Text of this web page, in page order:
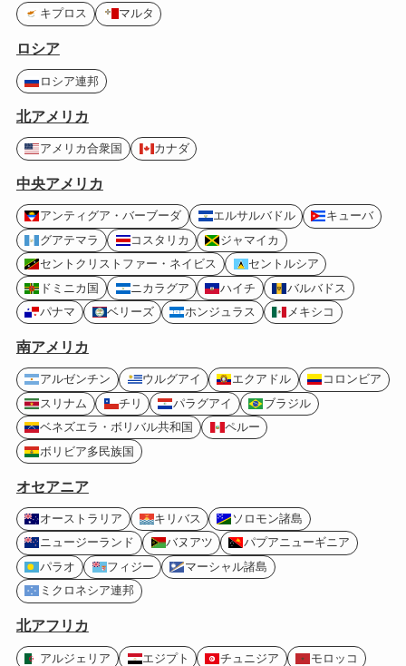
キプロス マルタ
ロシア
ロシア連邦
北アメリカ
アメリカ合衆国 カナダ
中央アメリカ
アンティグア・バーブーダ エルサルバドル
キューバ
グアテマラ
コスタリカ
ジャマイカ
セントクリストファー・ネイビス
セントルシア
ドミニカ国
ニカラグア ハイチ
バルバドス
パナマ
ベリーズ ホンジュラス メキシコ
南アメリカ
アルゼンチン ウルグアイ エクアドル
コロンビア
スリナム
チリ パラグアイ
ブラジル
ベネズエラ・ボリバル共和国
ペルー
ボリビア多民族国
オセアニア
オーストラリア キリバス
ソロモン諸島
ニュージーランド
バヌアツ
パプアニューギニア
パラオ
フィジー
マーシャル諸島
ミクロネシア連邦
北アフリカ
アルジェリア エジプト チュニジア
モロッコ